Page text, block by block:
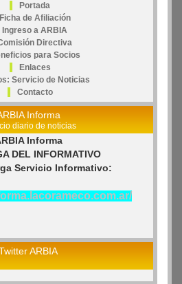
Portada
Ficha de Afiliación
Ingreso a ARBIA
Directiva
para Socios
Enlaces
Servicio de Noticias
Contacto
Informa
diario de noticias
Informa
DEL INFORMATIVO
Servicio Informativo:
ARBIA